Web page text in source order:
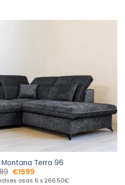
Terra 96
€1599
osas 6 x 266.50€